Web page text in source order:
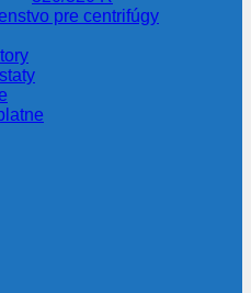
pre centrifúgy